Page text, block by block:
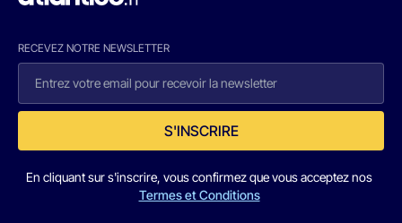
RECEVEZ NOTRE NEWSLETTER
S'INSCRIRE
En cliquant sur s'inscrire, vous confirmez que vous acceptez nos
Termes et Conditions